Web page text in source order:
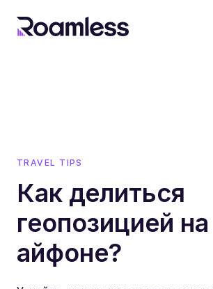
TRAVEL TIPS
Как делиться
геопозицией на
айфоне?